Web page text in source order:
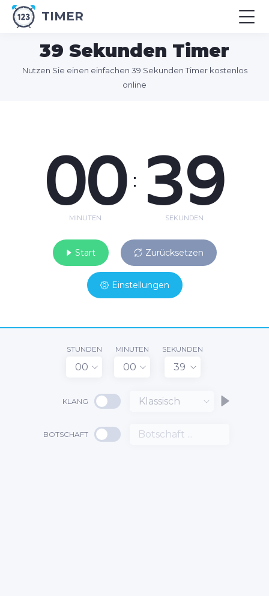
TIMER
39 Sekunden Timer
Nutzen Sie einen einfachen 39 Sekunden Timer kostenlos
online
00
MINUTEN
: 39
SEKUNDEN
Start Zurücksetzen
Einstellungen
STUNDEN
00
MINUTEN
00
SEKUNDEN
39
KLANG Klassisch
BOTSCHAFT